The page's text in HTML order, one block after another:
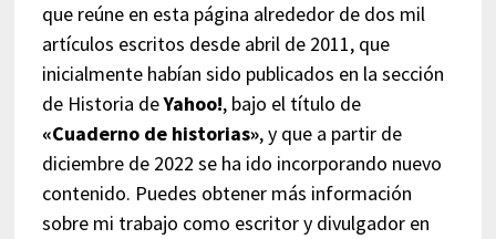
que reúne en esta página alrededor de dos mil
artículos escritos desde abril de 2011, que
inicialmente habían sido publicados en la sección
de Historia deYahoo!, bajo el título de
«Cuaderno de historias», y que a partir de
diciembre de 2022 se ha ido incorporando nuevo
contenido. Puedes obtener más información
sobre mi trabajo como escritor y divulgador en